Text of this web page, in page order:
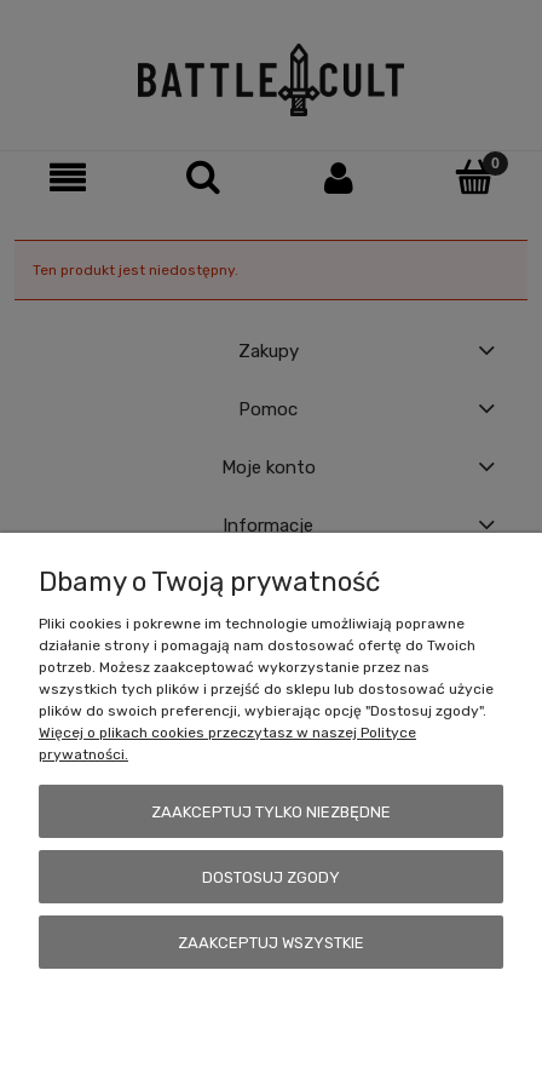
Ten produkt jest niedostępny.
Zakupy
Pomoc
Moje konto
Informacje
Battlecult | ul. Benedykta Dybowskiego 45/7, 41-208 Sosnowiec, woj.
śląskie | Email:kontakt@battlecult.plTel.: 669966242 | NIP:
6443563610 REGON: 520502331
POKAŻ PEŁNĄ WERSJĘ STRONY
Dbamy o Twoją prywatność
Pliki cookies i pokrewne im technologie umożliwiają poprawne
działanie strony i pomagają nam dostosować ofertę do Twoich
potrzeb. Możesz zaakceptować wykorzystanie przez nas
wszystkich tych plików i przejść do sklepu lub dostosować użycie
plików do swoich preferencji, wybierając opcję "Dostosuj zgody".
Więcej o plikach cookies przeczytasz w naszej Polityce
prywatności.
ZAAKCEPTUJ TYLKO NIEZBĘDNE
DOSTOSUJ ZGODY
ZAAKCEPTUJ WSZYSTKIE